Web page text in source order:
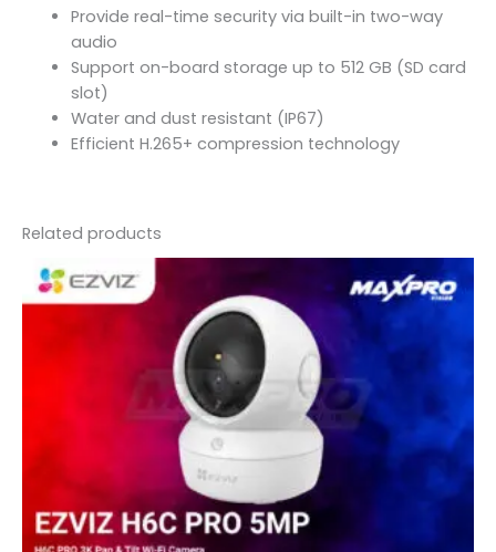
Provide real-time security via built-in two-way
audio
Support on-board storage up to 512 GB (SD card
slot)
Water and dust resistant (IP67)
Efficient H.265+ compression technology
Related products